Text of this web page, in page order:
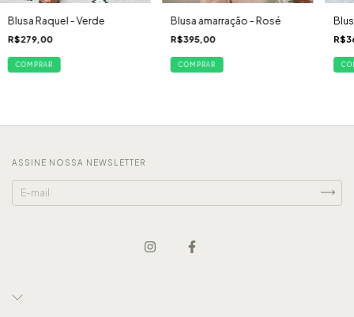
Blusa Raquel - Verde
R$279,00
COMPRAR
Blusa amarração - Rosé
R$395,00
COMPRAR
ASSINE NOSSA NEWSLETTER